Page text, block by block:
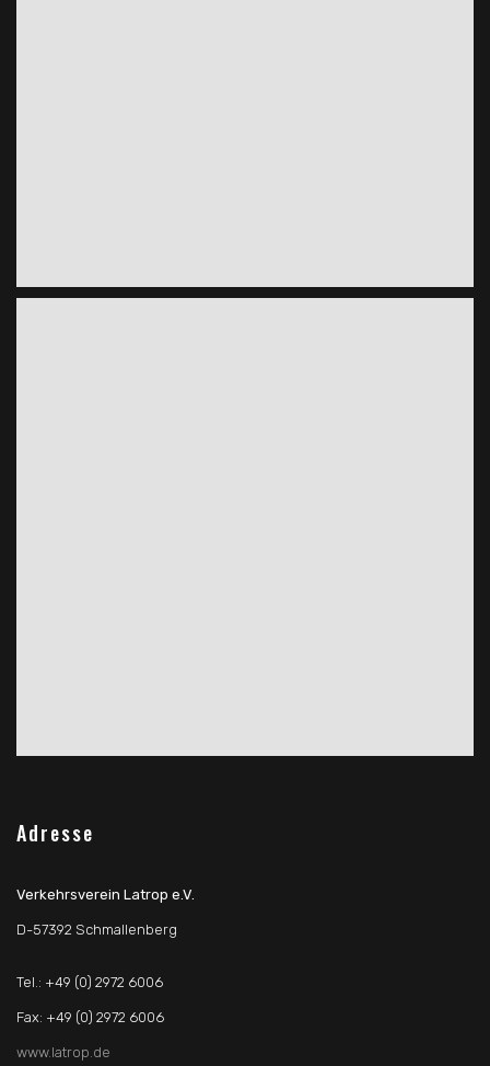
Adresse
Verkehrsverein Latrop e.V.
D-57392 Schmallenberg
Tel.: +49 (0) 2972 6006
Fax: +49 (0) 2972 6006
www.latrop.de